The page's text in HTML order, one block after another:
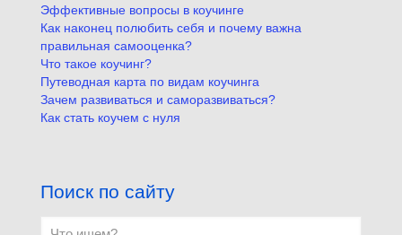
Эффективные вопросы в коучинге
Как наконец полюбить себя и почему важна
правильная самооценка?
Что такое коучинг?
Путеводная карта по видам коучинга
Зачем развиваться и саморазвиваться?
Как стать коучем с нуля
Поиск по сайту